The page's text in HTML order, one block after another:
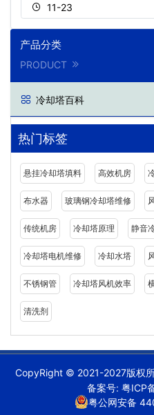
11-23
产品分类
PRODUCT
冷却塔百科
热门标签
悬挂冷却塔填料 高效机房
布水器 玻璃钢冷却塔维修
传统机房 冷却塔原理 静音
冷却塔电机维修 冷却水塔
不锈钢管 冷却塔风机效率
清洗剂
CopyRight © 2021-2027版权
备案号: 粤ICP
粤公网安备